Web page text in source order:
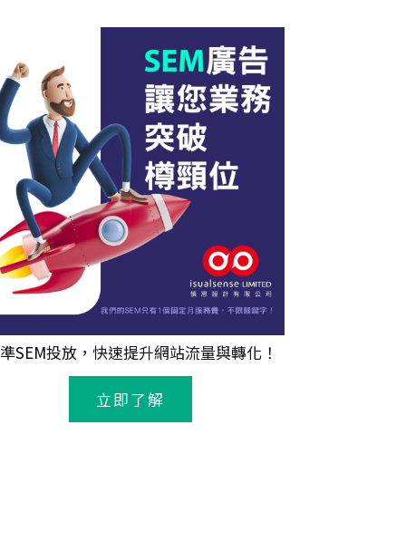
SEM投放，快速提升網站流量與轉化！
立即了解